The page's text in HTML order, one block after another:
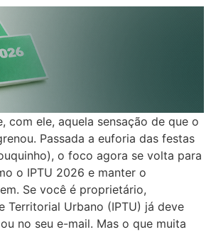
com ele, aquela sensação de que o
Passada a euforia das festas
o foco agora se volta para
o IPTU 2026 e manter o
Se você é proprietário,
Territorial Urbano (IPTU) já deve
no seu e-mail. Mas o que muita